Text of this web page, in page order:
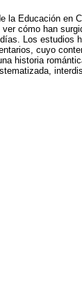
la Educación en
cómo han
Los estudios
cuyo
historia